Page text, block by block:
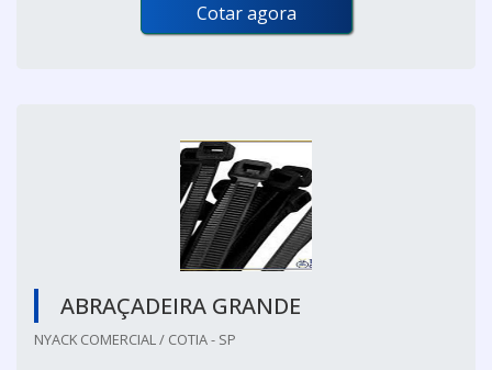
Cotar agora
ABRAÇADEIRA GRANDE
NYACK COMERCIAL / COTIA - SP